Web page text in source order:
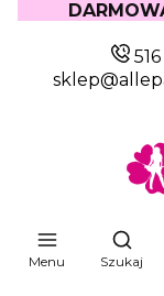
Menu Szukaj